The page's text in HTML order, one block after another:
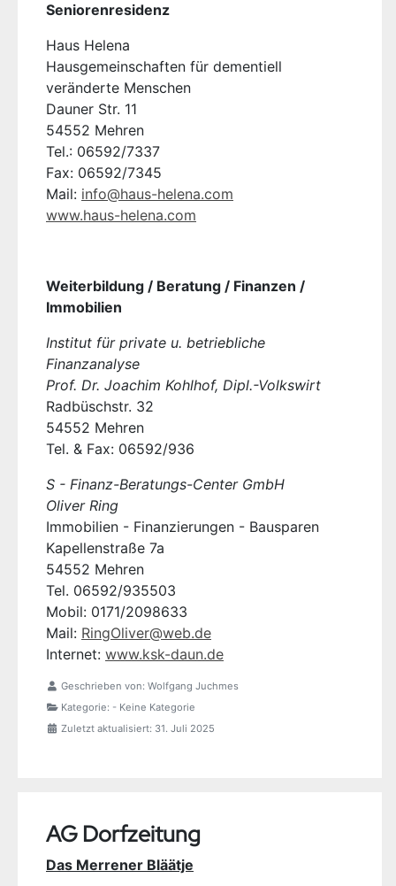
Seniorenresidenz
Haus Helena
Hausgemeinschaften für dementiell
veränderte Menschen
Dauner Str. 11
54552 Mehren
Tel.: 06592/7337
Fax: 06592/7345
Mail: info@haus-helena.com
www.haus-helena.com
Weiterbildung / Beratung / Finanzen /
Immobilien
Institut für private u. betriebliche
Finanzanalyse
Prof. Dr. Joachim Kohlhof, Dipl.-Volkswirt
Radbüschstr. 32
54552 Mehren
Tel. & Fax: 06592/936
S - Finanz-Beratungs-Center GmbH
Oliver Ring
Immobilien - Finanzierungen - Bausparen
Kapellenstraße 7a
54552 Mehren
Tel. 06592/935503
Mobil: 0171/2098633
Mail: RingOliver@web.de
Internet: www.ksk-daun.de
Geschrieben von: Wolfgang Juchmes
Kategorie: - Keine Kategorie
Zuletzt aktualisiert: 31. Juli 2025
AG Dorfzeitung
Das Merrener Bläätje